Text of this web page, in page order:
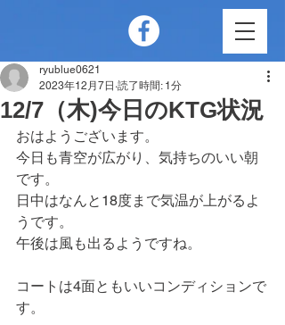
12/7（木)今日のKTG状況
ryublue0621
2023年12月7日 読了時間: 1分
おはようございます。
今日も青空が広がり、気持ちのいい朝
です。
日中はなんと18度まで気温が上がるよ
うです。
午後は風も出るようですね。
コートは4面ともいいコンディションで
す。